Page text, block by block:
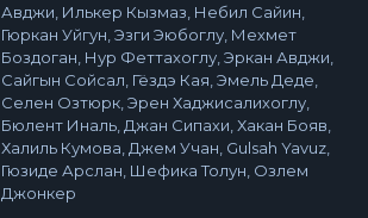
Авджи, Илькер Кызмаз, Небил Сайин,
Гюркан Уйгун, Эзги Эюбоглу, Мехмет
Боздоган, Нур Феттахоглу, Эркан Авджи,
Сайгын Сойсал, Гёздэ Кая, Эмель Деде,
Селен Озтюрк, Эрен Хаджисалихоглу,
Бюлент Иналь, Джан Сипахи, Хакан Бояв,
Халиль Кумова, Джем Учан, Gulsah Yavuz,
Гюзиде Арслан, Шефика Толун, Озлем
Джонкер